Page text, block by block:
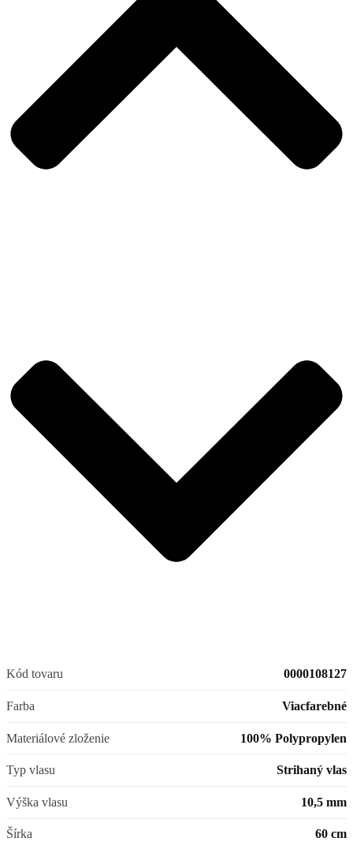
Kód tovaru 0000108127
Farba Viacfarebné
Materiálové zloženie 100% Polypropylen
Typ vlasu Strihaný vlas
Výška vlasu 10,5 mm
Šírka 60 cm